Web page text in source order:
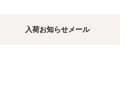
入荷お知らせメール